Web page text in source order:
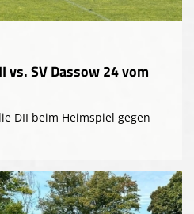
vs. SV Dassow 24 vom
DII beim Heimspiel gegen